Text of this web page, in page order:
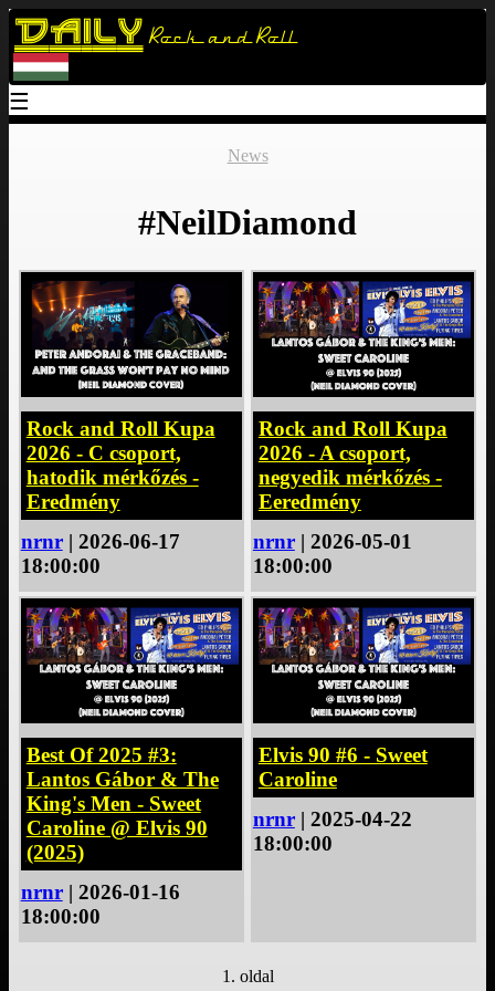
Daily Rock and Roll
☰
News
#NeilDiamond
Rock and Roll Kupa
2026 - C csoport,
hatodik mérkőzés -
Eredmény
nrnr| 2026-06-17
18:00:00
Rock and Roll Kupa
2026 - A csoport,
negyedik mérkőzés -
Eeredmény
nrnr| 2026-05-01
18:00:00
Best Of 2025 #3:
Lantos Gábor & The
King's Men - Sweet
Caroline @ Elvis 90
(2025)
nrnr| 2026-01-16
18:00:00
Elvis 90 #6 - Sweet
Caroline
nrnr| 2025-04-22
18:00:00
1. oldal